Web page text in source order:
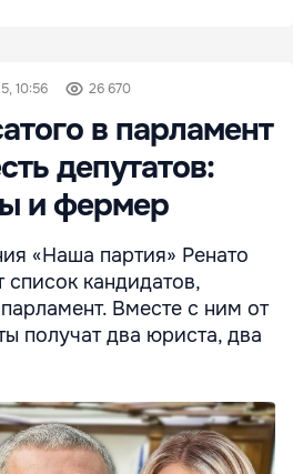
10:56 26 670
в парламент
депутатов:
и фермер
«Наша партия» Ренато
список кандидатов,
Вместе с ним от
получат два юриста, два